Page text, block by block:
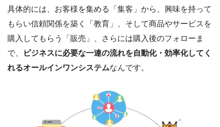
具体的には、お客様を集める「集客」から、興味を持って
もらい信頼関係を築く「教育」、そして商品やサービスを
購入してもらう「販売」、さらには購入後のフォローま
で、
ビジネスに必要な一連の流れを自動化・効率化してく
れるオールインワンシステムなんです。